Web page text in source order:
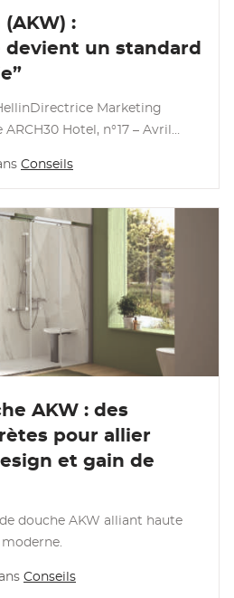
:
devient un standard
Marketing
Hotel, n°17 – Avril
Quelle opportunité avez-
Conseils
AKW : des
pour allier
et gain de
douche AKW alliant haute
Conseils